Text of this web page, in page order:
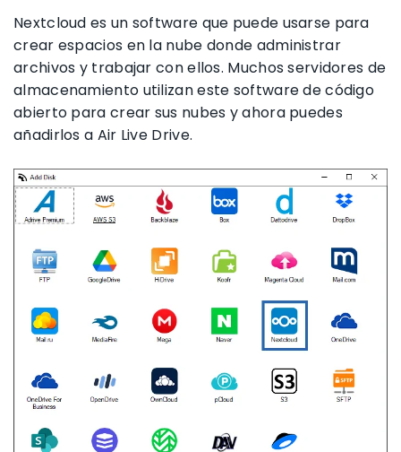
Nextcloud es un software que puede usarse para
crear espacios en la nube donde administrar
archivos y trabajar con ellos. Muchos servidores de
almacenamiento utilizan este software de código
abierto para crear sus nubes y ahora puedes
añadirlos a Air Live Drive.